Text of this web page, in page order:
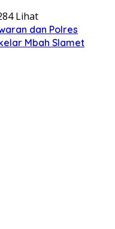
Lihat
dan Polres
Mbah Slamet